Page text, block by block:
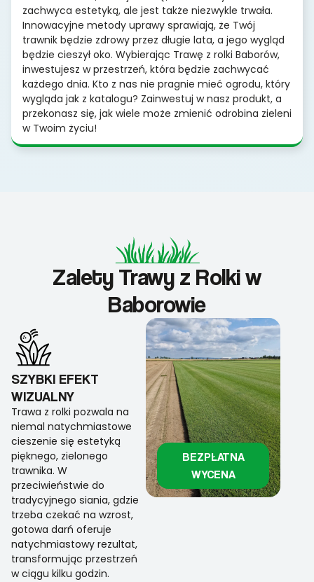
zachwyca estetyką, ale jest także niezwykle trwała.
Innowacyjne metody uprawy sprawiają, że Twój
trawnik będzie zdrowy przez długie lata, a jego wygląd
będzie cieszył oko. Wybierając Trawę z rolki Baborów,
inwestujesz w przestrzeń, która będzie zachwycać
każdego dnia. Kto z nas nie pragnie mieć ogrodu, który
wygląda jak z katalogu? Zainwestuj w nasz produkt, a
przekonasz się, jak wiele może zmienić odrobina zieleni
w Twoim życiu!
Zalety Trawy z Rolki w
Baborowie
SZYBKI EFEKT
WIZUALNY
Trawa z rolki pozwala na
niemal natychmiastowe
cieszenie się estetyką
pięknego, zielonego
trawnika. W
przeciwieństwie do
tradycyjnego siania, gdzie
trzeba czekać na wzrost,
gotowa darń oferuje
natychmiastowy rezultat,
transformując przestrzeń
w ciągu kilku godzin.
BEZPŁATNA
WYCENA